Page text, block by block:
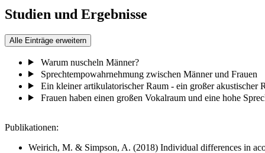
Studien und Ergebnisse
Alle Einträge erweitern
Warum nuscheln Männer?
Sprechtempowahrnehmung zwischen Männer und Frauen
Ein kleiner artikulatorischer Raum - ein großer akustischer
Frauen haben einen großen Vokalraum und eine hohe
Publikationen:
Weirich, M. & Simpson, A. (2018) Individual differences in